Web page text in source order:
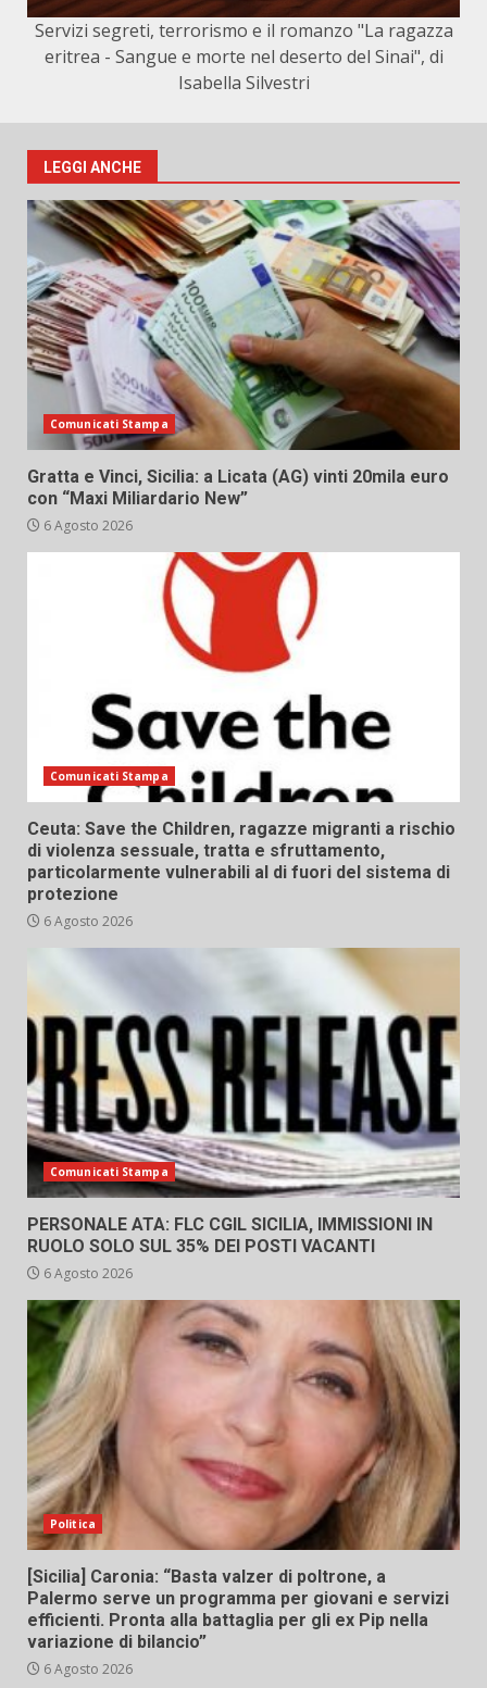
Servizi segreti, terrorismo e il romanzo "La ragazza
eritrea - Sangue e morte nel deserto del Sinai", di
Isabella Silvestri
LEGGI ANCHE
Comunicati Stampa
Gratta e Vinci, Sicilia: a Licata (AG) vinti 20mila euro
con “Maxi Miliardario New”
6 Agosto 2026
Comunicati Stampa
Ceuta: Save the Children, ragazze migranti a rischio
di violenza sessuale, tratta e sfruttamento,
particolarmente vulnerabili al di fuori del sistema di
protezione
6 Agosto 2026
Comunicati Stampa
PERSONALE ATA: FLC CGIL SICILIA, IMMISSIONI IN
RUOLO SOLO SUL 35% DEI POSTI VACANTI
6 Agosto 2026
Politica
[Sicilia] Caronia: “Basta valzer di poltrone, a
Palermo serve un programma per giovani e servizi
efficienti. Pronta alla battaglia per gli ex Pip nella
variazione di bilancio”
6 Agosto 2026